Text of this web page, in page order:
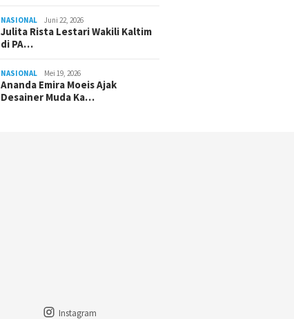
NASIONAL Juni 22, 2026
Julita Rista Lestari Wakili Kaltim
di PA…
NASIONAL Mei 19, 2026
Ananda Emira Moeis Ajak
Desainer Muda Ka…
Instagram